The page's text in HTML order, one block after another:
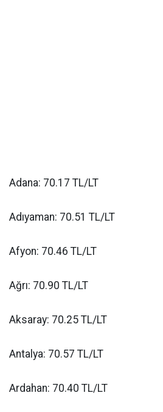
Adana: 70.17 TL/LT
Adıyaman: 70.51 TL/LT
Afyon: 70.46 TL/LT
Ağrı: 70.90 TL/LT
Aksaray: 70.25 TL/LT
Antalya: 70.57 TL/LT
Ardahan: 70.40 TL/LT